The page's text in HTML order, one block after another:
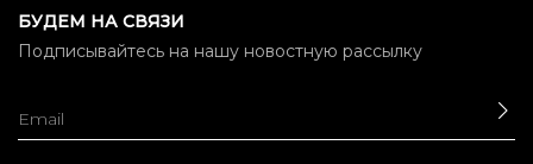
БУДЕМ НА СВЯЗИ
Подписывайтесь на нашу новостную рассылку